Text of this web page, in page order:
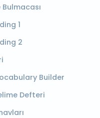
1
2
Builder
Defteri